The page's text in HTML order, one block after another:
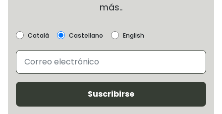
más..
Català Castellano English
Suscribirse